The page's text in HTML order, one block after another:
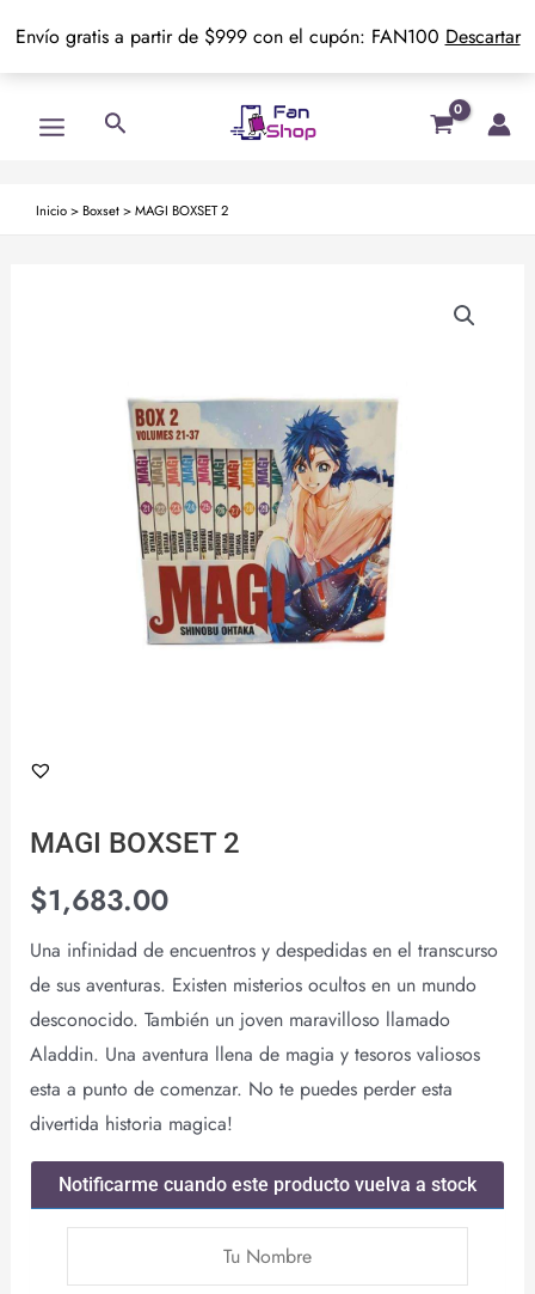
Envío gratis a partir de $999 con el cupón: FAN100 Descartar
Menu
Buscar
Inicio> Boxset>MAGI BOXSET 2
MAGI BOXSET 2
$1,683.00
Una infinidad de encuentros y despedidas en el transcurso
de sus aventuras. Existen misterios ocultos en un mundo
desconocido. También un joven maravilloso llamado
Aladdin. Una aventura llena de magia y tesoros valiosos
esta a punto de comenzar. No te puedes perder esta
divertida historia magica!
Notificarme cuando este producto vuelva a stock